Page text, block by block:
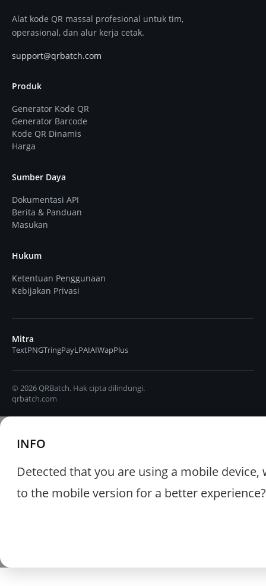
Alat kode QR massal profesional untuk tim,
operasional, dan alur kerja cetak.
support@qrbatch.com
Produk
Generator Kode QR
Generator Barcode
Kode QR Dinamis
Harga
Sumber Daya
Dokumentasi API
Berita & Panduan
Masukan
Hukum
Ketentuan Penggunaan
Kebijakan Privasi
Mitra
TextPNGTringPayLPAIAIWapPlus
© 2026 QRBatch. Hak cipta dilindungi.
qrbatch.com
INFO
Detected that you are using a mobile
to the mobile version for a better experience?